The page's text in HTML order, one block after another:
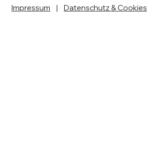
Impressum | Datenschutz & Cookies